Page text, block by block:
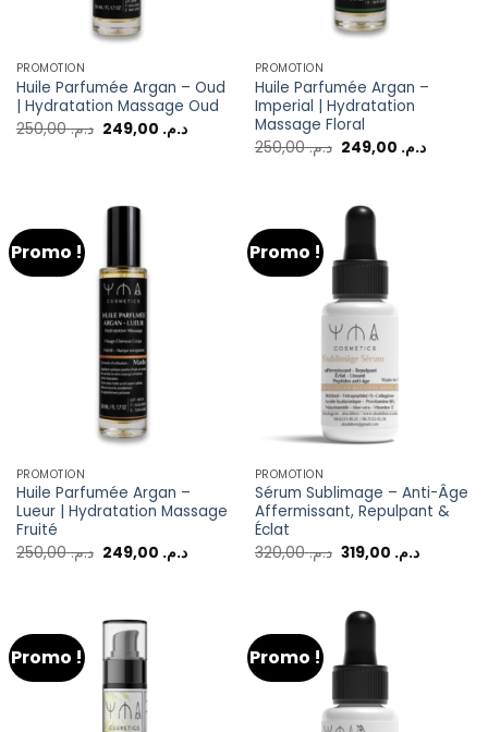
PROMOTION
Huile Parfumée Argan – Oud
| Hydratation Massage Oud
د.م.250,00 د.م.
PROMOTION
Huile Parfumée Argan –
Imperial | Hydratation
Massage Floral
د.م.250,00 د.م.
Promo !
PROMOTION
Huile Parfumée Argan –
Lueur | Hydratation Massage
Fruité
د.م.250,00 د.م.
Promo !
PROMOTION
Sérum Sublimage – Anti-Âge
Affermissant, Repulpant &
Éclat
د.م.320,00 د.م.
Promo ! Promo !